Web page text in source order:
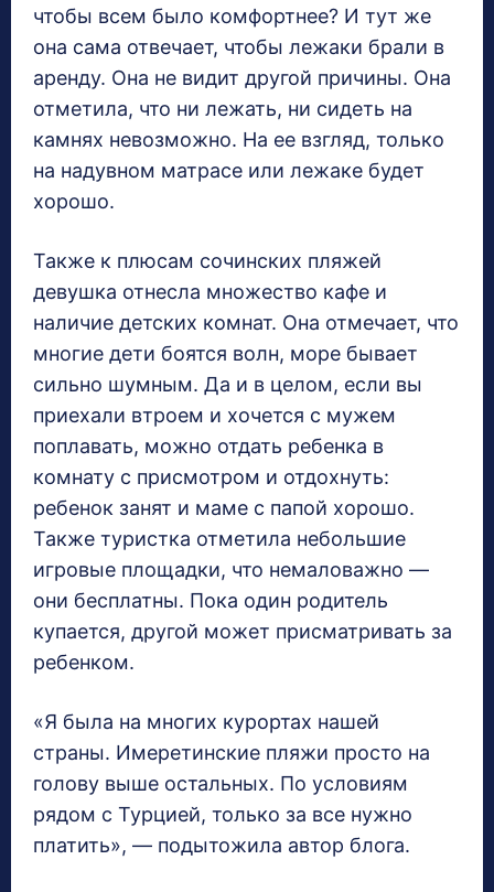
чтобы всем было комфортнее? И тут же
она сама отвечает, чтобы лежаки брали в
аренду. Она не видит другой причины. Она
отметила, что ни лежать, ни сидеть на
камнях невозможно. На ее взгляд, только
на надувном матрасе или лежаке будет
хорошо.
Также к плюсам сочинских пляжей
девушка отнесла множество кафе и
наличие детских комнат. Она отмечает, что
многие дети боятся волн, море бывает
сильно шумным. Да и в целом, если вы
приехали втроем и хочется с мужем
поплавать, можно отдать ребенка в
комнату с присмотром и отдохнуть:
ребенок занят и маме с папой хорошо.
Также туристка отметила небольшие
игровые площадки, что немаловажно —
они бесплатны. Пока один родитель
купается, другой может присматривать за
ребенком.
«Я была на многих курортах нашей
страны. Имеретинские пляжи просто на
голову выше остальных. По условиям
рядом с Турцией, только за все нужно
платить», — подытожила автор блога.